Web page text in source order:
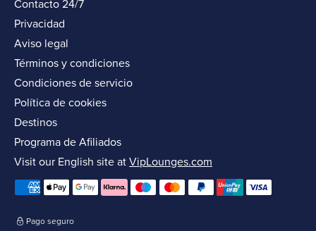
Contacto 24/7
Privacidad
Aviso legal
Términos y condiciones
Condiciones de servicio
Política de cookies
Destinos
Programa de Afiliados
Visit our English site at VipLounges.com
Pago seguro